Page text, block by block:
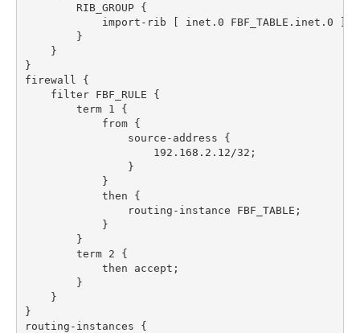
        RIB_GROUP {
            import-rib [ inet.0 FBF_TABLE.inet.0 ];
        }
    }
}
firewall {
    filter FBF_RULE {
        term 1 {
            from {
                source-address {
                    192.168.2.12/32;
                }
            }
            then {
                routing-instance FBF_TABLE;
            }
        }
        term 2 {
            then accept;
        }
    }
}
routing-instances {